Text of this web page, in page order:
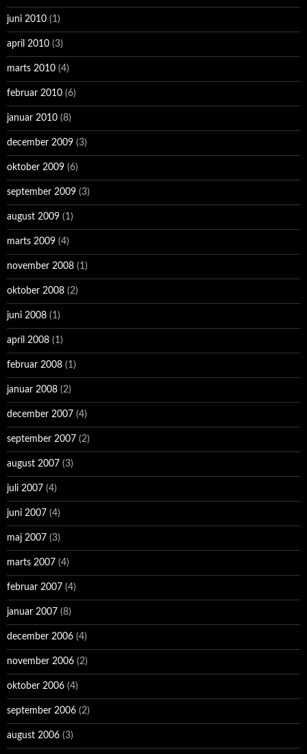
juni 2010 (1)
april 2010 (3)
marts 2010 (4)
februar 2010 (6)
januar 2010 (8)
december 2009 (3)
oktober 2009 (6)
september 2009 (3)
august 2009 (1)
marts 2009 (4)
november 2008 (1)
oktober 2008 (2)
juni 2008 (1)
april 2008 (1)
februar 2008 (1)
januar 2008 (2)
december 2007 (4)
september 2007 (2)
august 2007 (3)
juli 2007 (4)
juni 2007 (4)
maj 2007 (3)
marts 2007 (4)
februar 2007 (4)
januar 2007 (8)
december 2006 (4)
november 2006 (2)
oktober 2006 (4)
september 2006 (2)
august 2006 (3)